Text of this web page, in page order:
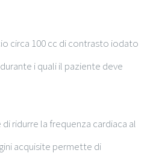
circa 100 cc di contrasto iodato
i quali il paziente deve
ridurre la frequenza cardiaca al
acquisite permette di